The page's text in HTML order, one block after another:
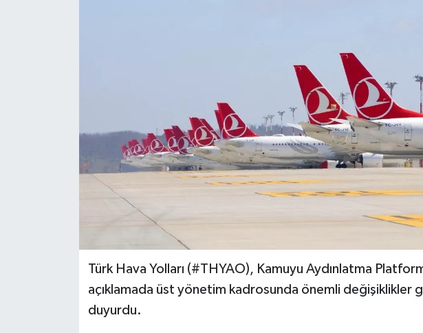
Türk Hava Yolları (#THYAO), Kamuyu Aydınlatma
açıklamada üst yönetim kadrosunda önemli değişiklikler
duyurdu.